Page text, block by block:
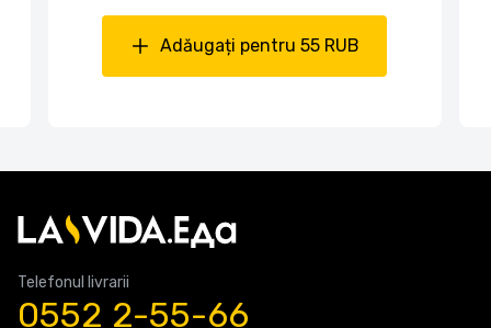
Adăugați pentru 55 RUB
Telefonul livrarii
0552 2-55-66